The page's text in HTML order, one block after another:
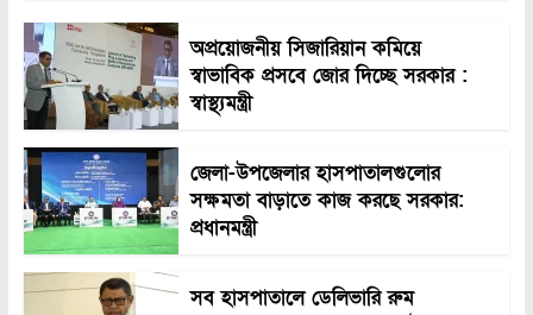
অপ্রয়োজনীয় সিজারিয়ান কমিয়ে
স্বাভাবিক প্রসবে জোর দিচ্ছে সরকার :
স্বাস্থ্যমন্ত্রী
জেলা-উপজেলার হাসপাতালগুলোর
সক্ষমতা বাড়াতে কাজ করছে সরকার:
প্রধানমন্ত্রী
সব হাসপাতালে ডেলিভারি রুম